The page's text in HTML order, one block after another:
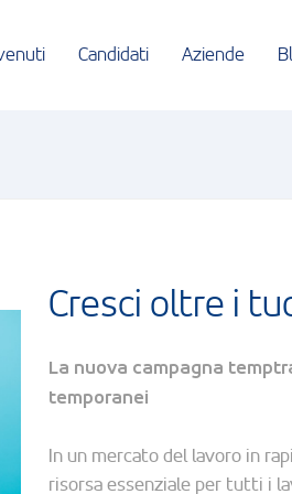
Candidati Aziende
Cresci oltre i
La nuova campagna
temporanei
In un mercato del lavoro in
risorsa essenziale per tutti i